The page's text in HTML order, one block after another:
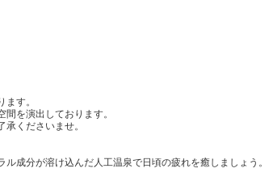
す。
を演出しております。
くださいませ。
成分が溶け込んだ人工温泉で日頃の疲れを癒しましょう。